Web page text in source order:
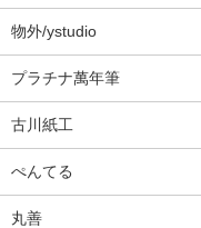
物外/ystudio
プラチナ萬年筆
古川紙工
ぺんてる
丸善